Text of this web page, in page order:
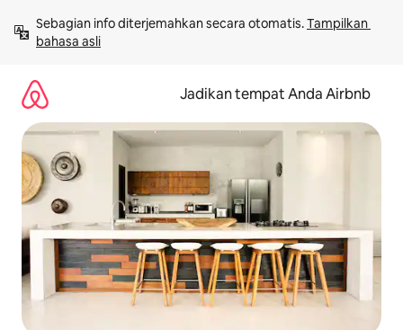
langsung
lihat
Sebagian info diterjemahkan secara otomatis. Tampilkan
bahasa asli
Jadikan tempat Anda Airbnb